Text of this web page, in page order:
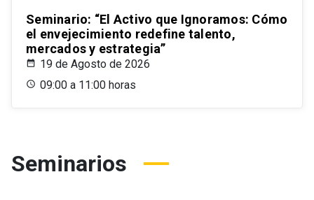
Seminario: “El Activo que Ignoramos: Cómo
el envejecimiento redefine talento,
mercados y estrategia”
19 de Agosto de 2026
09:00 a 11:00 horas
Seminarios